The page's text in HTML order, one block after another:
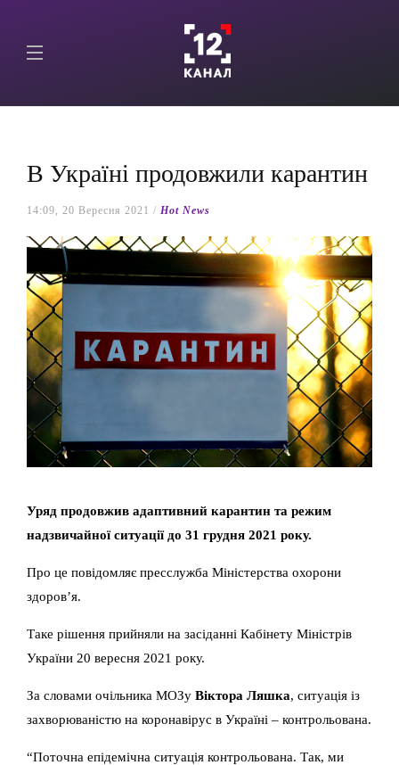
В Україні продовжили карантин
14:09, 20 Вересня 2021 / Hot News
Уряд продовжив адаптивний карантин та режим
надзвичайної ситуації до 31 грудня 2021 року.
Про це повідомляє пресслужба Міністерства охорони
здоров’я.
Таке рішення прийняли на засіданні Кабінету Міністрів
України 20 вересня 2021 року.
За словами очільника МОЗу Віктора Ляшка, ситуація із
захворюваністю на коронавірус в Україні – контрольована.
“Поточна епідемічна ситуація контрольована. Так, ми